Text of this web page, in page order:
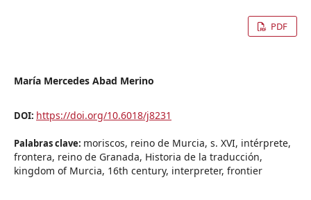
PDF
María Mercedes Abad Merino
DOI: https://doi.org/10.6018/j8231
Palabras clave: moriscos, reino de Murcia, s. XVI, intérprete,
frontera, reino de Granada, Historia de la traducción,
kingdom of Murcia, 16th century, interpreter, frontier